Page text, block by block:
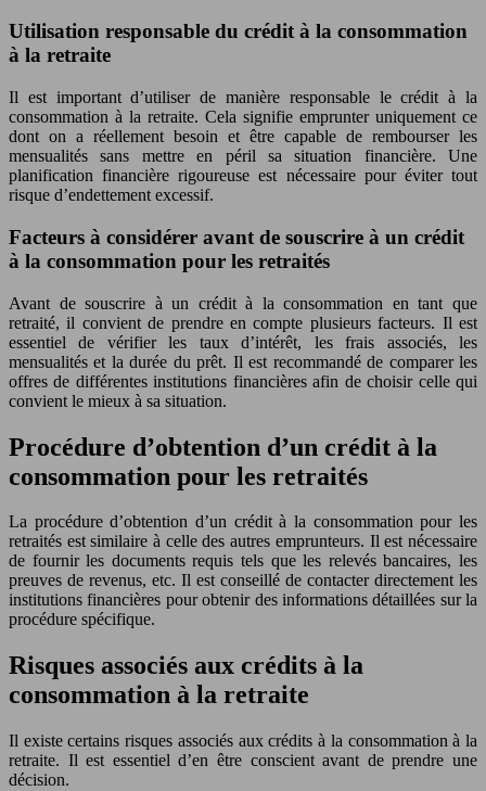
Utilisation responsable du crédit à la consommation
à la retraite
Il est important d’utiliser de manière responsable le crédit à la
consommation à la retraite. Cela signifie emprunter uniquement ce
dont on a réellement besoin et être capable de rembourser les
mensualités sans mettre en péril sa situation financière. Une
planification financière rigoureuse est nécessaire pour éviter tout
risque d’endettement excessif.
Facteurs à considérer avant de souscrire à un crédit
à la consommation pour les retraités
Avant de souscrire à un crédit à la consommation en tant que
retraité, il convient de prendre en compte plusieurs facteurs. Il est
essentiel de vérifier les taux d’intérêt, les frais associés, les
mensualités et la durée du prêt. Il est recommandé de comparer les
offres de différentes institutions financières afin de choisir celle qui
convient le mieux à sa situation.
Procédure d’obtention d’un crédit à la
consommation pour les retraités
La procédure d’obtention d’un crédit à la consommation pour les
retraités est similaire à celle des autres emprunteurs. Il est nécessaire
de fournir les documents requis tels que les relevés bancaires, les
preuves de revenus, etc. Il est conseillé de contacter directement les
institutions financières pour obtenir des informations détaillées sur la
procédure spécifique.
Risques associés aux crédits à la
consommation à la retraite
Il existe certains risques associés aux crédits à la consommation à la
retraite. Il est essentiel d’en être conscient avant de prendre une
décision.